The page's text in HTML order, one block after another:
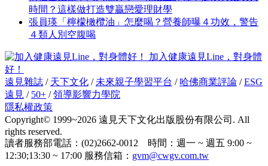
時間？這樣做打造雙贏戀愛理財學
張員瑛「檸檬橄欖油」怎麼喝？營養師曝４功效，警告
４類人別空腹喝
加入健康遠見Line，對身體
好！
遠見雜誌 / 天下文化 / 未來親子學習平台 / 哈佛商業評論 /ESG
遠見 / 50+ /領導影響力學院
隱私權政策
Copyright© 1999~2026 遠見天下文化出版股份有限公司. All
rights reserved.
讀者服務部電話：(02)2662-0012 時間：週一 ~ 週五 9:00 ~
12:30;13:30 ~ 17:00 服務信箱： gvm@cwgv.com.tw